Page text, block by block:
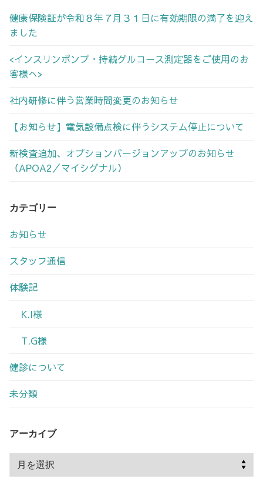
健康保険証が令和８年７月３１日に有効期限の満了を迎え
ました
<インスリンポンプ・持続グルコース測定器をご使用のお
客様へ>
社内研修に伴う営業時間変更のお知らせ
【お知らせ】電気設備点検に伴うシステム停止について
新検査追加、オプションバージョンアップのお知らせ
（APOA2／マイシグナル）
カテゴリー
お知らせ
スタッフ通信
体験記
K.I様
T.G様
健診について
未分類
アーカイブ
ー